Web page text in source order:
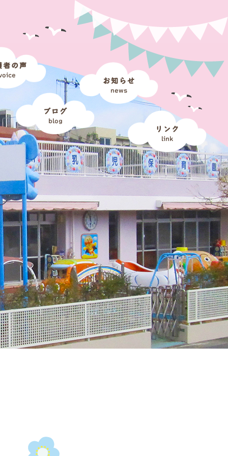
者の声
ブログ
blog
お知らせ
news
リンク
link